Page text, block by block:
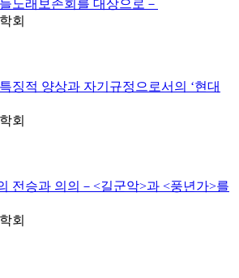
노래보존회를 대상으로－
회
징적 양상과 자기규정으로서의 ‘현대
회
전승과 의의－<길군악>과 <풍년가>를
회